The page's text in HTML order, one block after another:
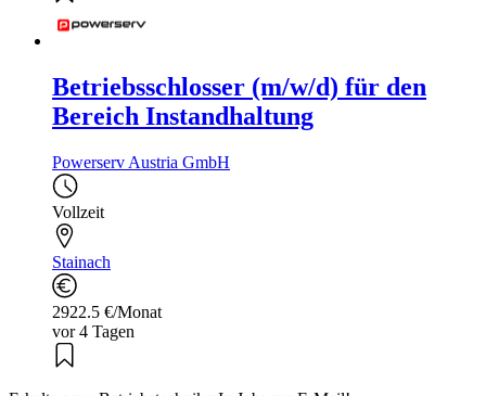
Betriebsschlosser (m/w/d) für den
Bereich Instandhaltung
Powerserv Austria GmbH
Vollzeit
Stainach
2922.5 €/Monat
vor 4 Tagen